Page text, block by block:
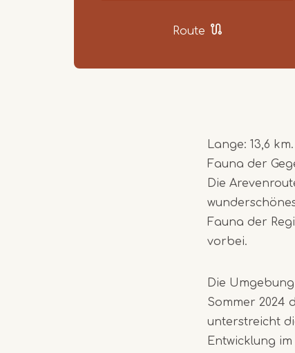
Route
Lange: 13,6
Fauna der
Die
Fauna der
vorbei.
Die
Sommer 2024
unterstreicht
Entwicklung